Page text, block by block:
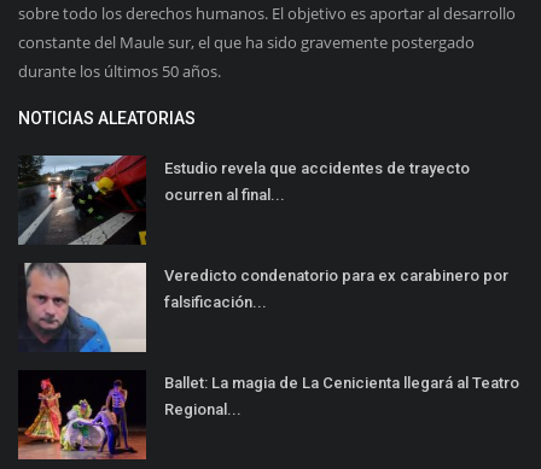
sobre todo los derechos humanos. El objetivo es aportar al desarrollo
constante del Maule sur, el que ha sido gravemente postergado
durante los últimos 50 años.
NOTICIAS ALEATORIAS
Estudio revela que accidentes de trayecto
ocurren al final...
Veredicto condenatorio para ex carabinero por
falsificación...
Ballet: La magia de La Cenicienta llegará al Teatro
Regional...